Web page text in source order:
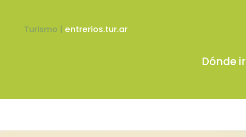
Dónde ir
Turismo | entrerios.tur.ar